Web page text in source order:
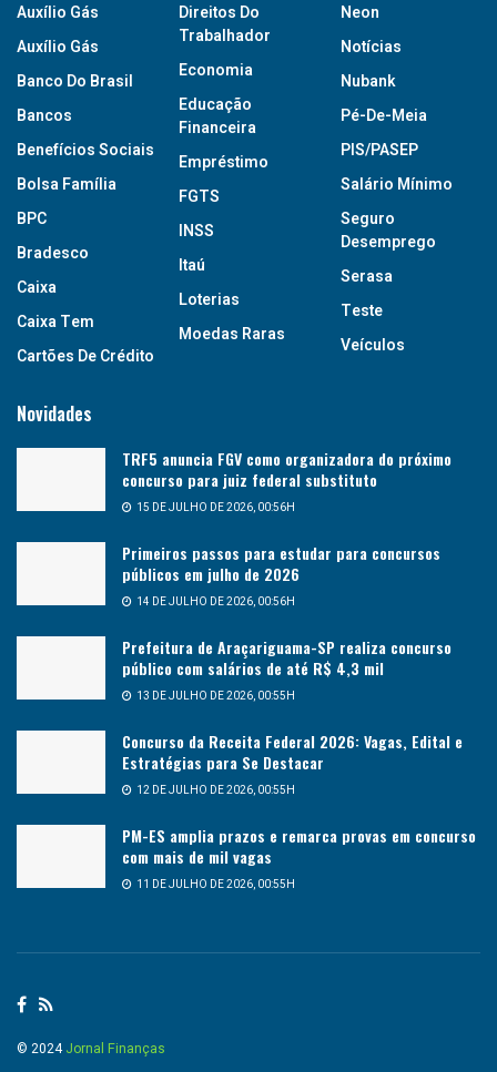
Auxílio Gás
Auxílio Gás
Banco Do Brasil
Bancos
Benefícios Sociais
Bolsa Família
BPC
Bradesco
Caixa
Caixa Tem
Cartões De Crédito
Direitos Do
Trabalhador
Economia
Educação
Financeira
Empréstimo
FGTS
INSS
Itaú
Loterias
Moedas Raras
Neon
Notícias
Nubank
Pé-De-Meia
PIS/PASEP
Salário Mínimo
Seguro
Desemprego
Serasa
Teste
Veículos
Novidades
TRF5 anuncia FGV como organizadora do próximo
concurso para juiz federal substituto
15 DE JULHO DE 2026, 00:56H
Primeiros passos para estudar para concursos
públicos em julho de 2026
14 DE JULHO DE 2026, 00:56H
Prefeitura de Araçariguama-SP realiza concurso
público com salários de até R$ 4,3 mil
13 DE JULHO DE 2026, 00:55H
Concurso da Receita Federal 2026: Vagas, Edital e
Estratégias para Se Destacar
12 DE JULHO DE 2026, 00:55H
PM-ES amplia prazos e remarca provas em concurso
com mais de mil vagas
11 DE JULHO DE 2026, 00:55H
© 2024Jornal Finanças